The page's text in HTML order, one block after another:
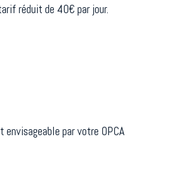
réduit de 40€ par jour.
par votre OPCA